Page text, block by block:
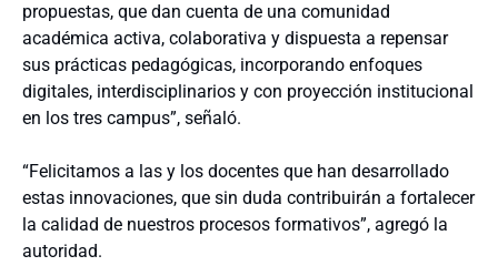
propuestas, que dan cuenta de una comunidad
académica activa, colaborativa y dispuesta a repensar
sus prácticas pedagógicas, incorporando enfoques
digitales, interdisciplinarios y con proyección institucional
en los tres campus”, señaló.
“Felicitamos a las y los docentes que han desarrollado
estas innovaciones, que sin duda contribuirán a fortalecer
la calidad de nuestros procesos formativos”, agregó la
autoridad.